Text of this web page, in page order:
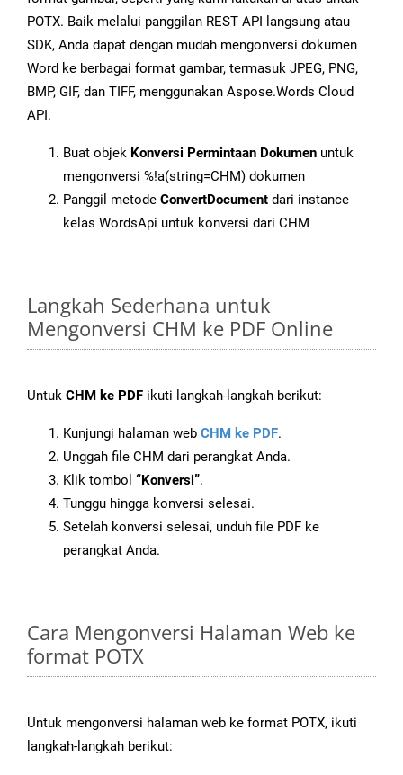
POTX. Baik melalui panggilan REST API langsung atau
SDK, Anda dapat dengan mudah mengonversi dokumen
Word ke berbagai format gambar, termasuk JPEG, PNG,
BMP, GIF, dan TIFF, menggunakan Aspose.Words Cloud
API.
Buat objek Konversi Permintaan Dokumen untuk
mengonversi %!a(string=CHM) dokumen
Panggil metode ConvertDocument dari instance
kelas WordsApi untuk konversi dari CHM
Langkah Sederhana untuk
Mengonversi CHM ke PDF Online
Untuk CHM ke PDF ikuti langkah-langkah berikut:
Kunjungi halaman web CHM ke PDF.
Unggah file CHM dari perangkat Anda.
Klik tombol “Konversi”.
Tunggu hingga konversi selesai.
Setelah konversi selesai, unduh file PDF ke
perangkat Anda.
Cara Mengonversi Halaman Web ke
format POTX
Untuk mengonversi halaman web ke format POTX, ikuti
langkah-langkah berikut: